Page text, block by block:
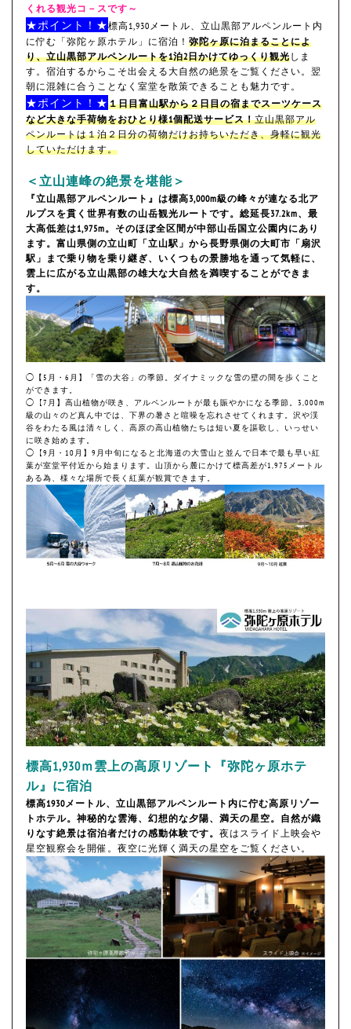
くれる観光コ－スです～
★ポイント！★標高1,930メートル、立山黒部アルペンルート内
に佇む「弥陀ヶ原ホテル」に宿泊！ 弥陀ヶ原に泊まることによ
り、立山黒部アルペンルートを1泊2日かけてゆっくり観光しま
す。宿泊するからこそ出会える大自然の絶景をご覧ください。翌
朝に混雑に合うことなく室堂を散策できることも魅力です。
★ポイント！★１日目富山駅から２日目の宿までスーツケース
など大きな手荷物をおひとり様1個配送サービス！立山黒部アル
ペンルートは１泊２日分の荷物だけお持ちいただき、身軽に観光
していただけます。
＜立山連峰の絶景を堪能＞
『立山黒部アルペンルート』は標高3,000m級の峰々が連なる北ア
ルプスを貫く世界有数の山岳観光ルートです。総延長37.2km、最
大高低差は1,975m。そのほぼ全区間が中部山岳国立公園内にあり
ます。富山県側の立山町「立山駅」から長野県側の大町市「扇沢
駅」まで乗り物を乗り継ぎ、いくつもの景勝地を通って気軽に、
雲上に広がる立山黒部の雄大な大自然を満喫することができま
す。
◯【5月・6月】「雪の大谷」の季節。ダイナミックな雪の壁の間を歩くこと
ができます。
◯【7月】高山植物が咲き、アルペンルートが最も賑やかになる季節。3,000m
級の山々のど真ん中では、下界の暑さと喧噪を忘れさせてくれます。沢や渓
谷をわたる風は清々しく、高原の高山植物たちは短い夏を謳歌し、いっせい
に咲き始めます。
◯【9月・10月】9月中旬になると北海道の大雪山と並んで日本で最も早い紅
葉が室堂平付近から始まります。山頂から麓にかけて標高差が1,975メートル
ある為、様々な場所で長く紅葉が観賞できます。
標高1,930ｍ雲上の高原リゾート『弥陀ヶ原ホテ
ル』に宿泊
標高1930メートル、立山黒部アルペンルート内に佇む高原リゾー
トホテル。神秘的な雲海、幻想的な夕陽、満天の星空。自然が織
りなす絶景は宿泊者だけの感動体験です。 夜はスライド上映会や
星空観察会を開催。夜空に光輝く満天の星空をご覧ください。